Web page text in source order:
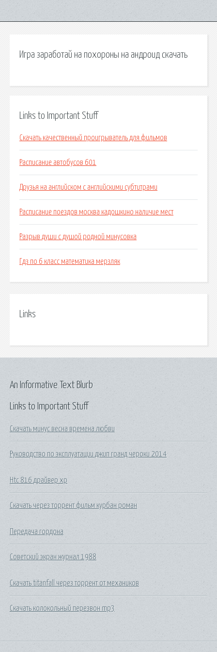
Игра заработай на похороны на андроид скачать
Links to Important Stuff
Скачать качественный проигрыватель для фильмов
Расписание автобусов 601
Друзья на английском с английскими субтитрами
Расписание поездов москва кадошкино наличие мест
Разрыв души с душой родной минусовка
Гдз по 6 класс математика мерзляк
Links
Links to Important Stuff
Скачать минус весна времена любви
Руководство по эксплуатации джип гранд чероки 2014
Htc 816 драйвер xp
Скачать через торрент фильм курбан роман
Передача гордона
Советский экран журнал 1988
Скачать titanfall через торрент от механиков
Скачать колокольный перезвон mp3
An Informative Text Blurb